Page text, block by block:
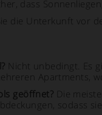
dass
die Unterkunft vor
Nicht unbedingt. Es
Apartments,
geöffnet? Die
sodass